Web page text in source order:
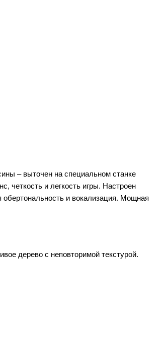
– выточен на специальном станке
четкость и легкость игры. Настроен
обертональность и вокализация. Мощная
дерево с неповторимой текстурой.